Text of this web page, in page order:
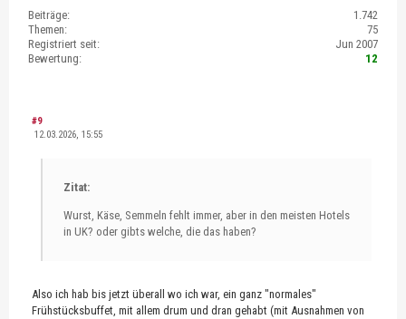
Beiträge:
1.742
Themen:
75
Registriert seit:
Jun 2007
Bewertung:
12
#9
12.03.2026, 15:55
Zitat:
Wurst, Käse, Semmeln fehlt immer, aber in den meisten Hotels
in UK? oder gibts welche, die das haben?
Also ich hab bis jetzt überall wo ich war, ein ganz "normales"
Frühstücksbuffet, mit allem drum und dran gehabt (mit Ausnahmen von